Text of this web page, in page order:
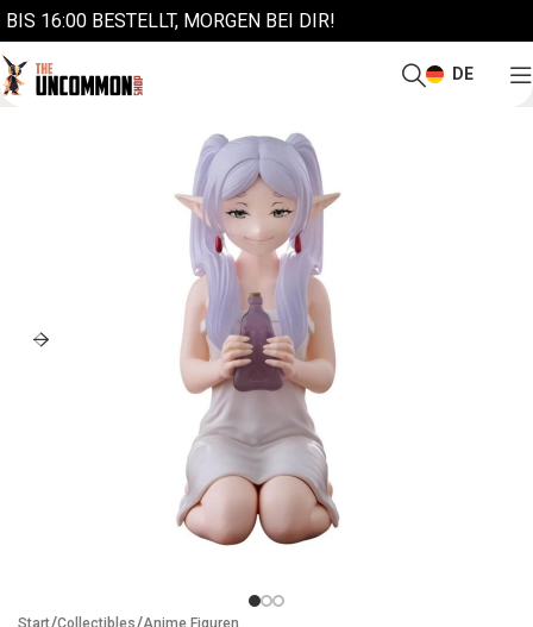
BIS 16:00 BESTELLT, MORGEN BEI DIR!
DE
Start Collectibles Anime Figuren